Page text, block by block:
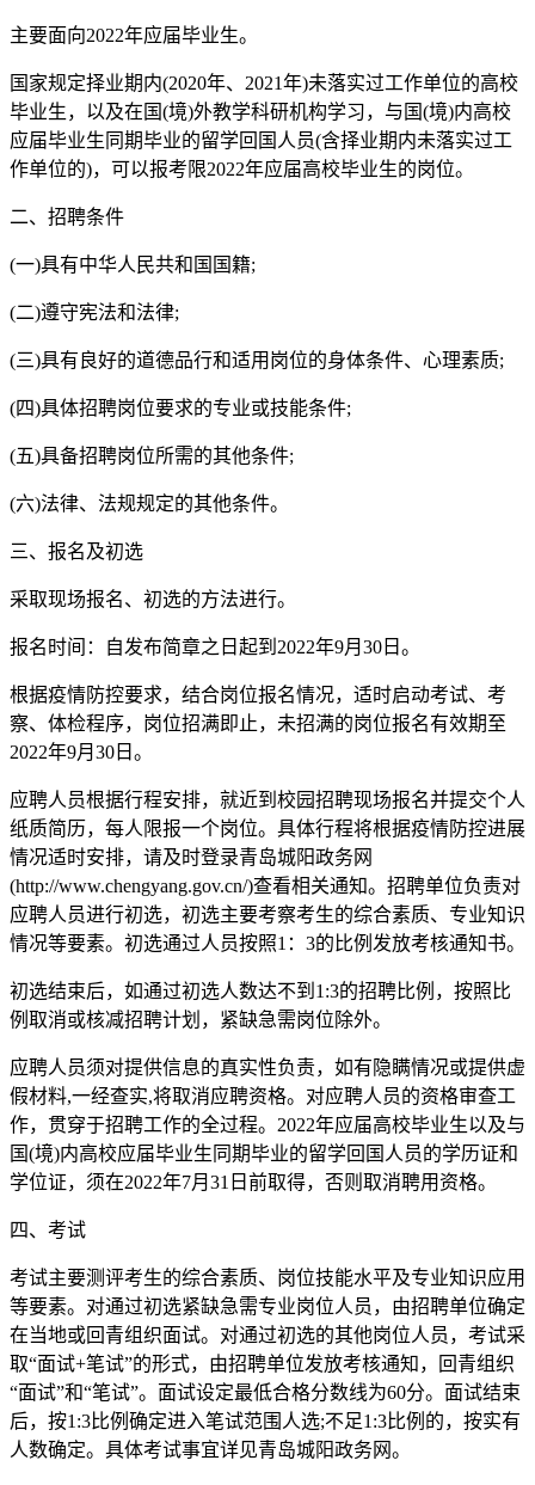
主要面向2022年应届毕业生。
国家规定择业期内(2020年、2021年)未落实过工作单位的高校
毕业生，以及在国(境)外教学科研机构学习，与国(境)内高校
应届毕业生同期毕业的留学回国人员(含择业期内未落实过工
作单位的)，可以报考限2022年应届高校毕业生的岗位。
二、招聘条件
(一)具有中华人民共和国国籍;
(二)遵守宪法和法律;
(三)具有良好的道德品行和适用岗位的身体条件、心理素质;
(四)具体招聘岗位要求的专业或技能条件;
(五)具备招聘岗位所需的其他条件;
(六)法律、法规规定的其他条件。
三、报名及初选
采取现场报名、初选的方法进行。
报名时间：自发布简章之日起到2022年9月30日。
根据疫情防控要求，结合岗位报名情况，适时启动考试、考
察、体检程序，岗位招满即止，未招满的岗位报名有效期至
2022年9月30日。
应聘人员根据行程安排，就近到校园招聘现场报名并提交个人
纸质简历，每人限报一个岗位。具体行程将根据疫情防控进展
情况适时安排，请及时登录青岛城阳政务网
(http://www.chengyang.gov.cn/)查看相关通知。招聘单位负责对
应聘人员进行初选，初选主要考察考生的综合素质、专业知识
情况等要素。初选通过人员按照1：3的比例发放考核通知书。
初选结束后，如通过初选人数达不到1:3的招聘比例，按照比
例取消或核减招聘计划，紧缺急需岗位除外。
应聘人员须对提供信息的真实性负责，如有隐瞒情况或提供虚
假材料,一经查实,将取消应聘资格。对应聘人员的资格审查工
作，贯穿于招聘工作的全过程。2022年应届高校毕业生以及与
国(境)内高校应届毕业生同期毕业的留学回国人员的学历证和
学位证，须在2022年7月31日前取得，否则取消聘用资格。
四、考试
考试主要测评考生的综合素质、岗位技能水平及专业知识应用
等要素。对通过初选紧缺急需专业岗位人员，由招聘单位确定
在当地或回青组织面试。对通过初选的其他岗位人员，考试采
取“面试+笔试”的形式，由招聘单位发放考核通知，回青组织
“面试”和“笔试”。面试设定最低合格分数线为60分。面试结束
后，按1:3比例确定进入笔试范围人选;不足1:3比例的，按实有
人数确定。具体考试事宜详见青岛城阳政务网。